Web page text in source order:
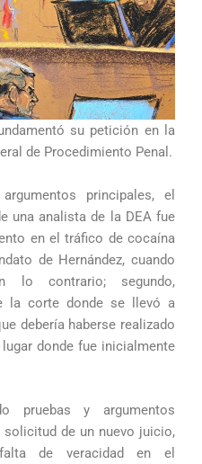
su petición en la
de Procedimiento Penal.
principales, el
una analista de la DEA fue
en el tráfico de cocaína
de Hernández, cuando
lo contrario; segundo,
la corte donde se llevó a
debería haberse realizado
donde fue inicialmente
pruebas y argumentos
de un nuevo juicio,
de veracidad en el